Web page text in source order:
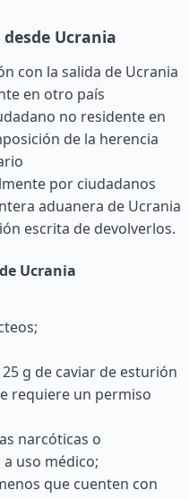
Ucrania
con la salida de Ucrania
en otro país
no residente en
de la herencia
por ciudadanos
aduanera de Ucrania
escrita de devolverlos.
Ucrania
g de caviar de esturión
requiere un permiso
narcóticas o
uso médico;
que cuenten con